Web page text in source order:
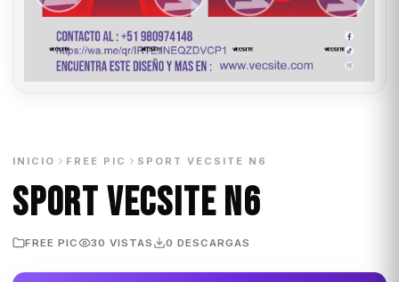
INICIO FREE PIC SPORT VECSITE N6
SPORT VECSITE N6
FREE PIC 30 VISTAS 0 DESCARGAS